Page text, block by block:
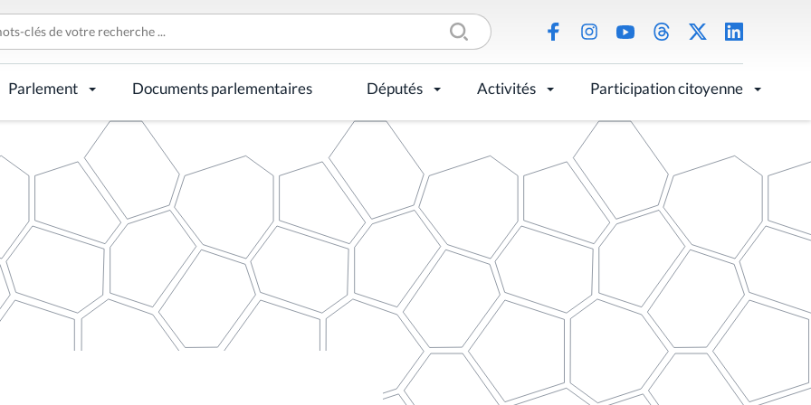
Parlement Documents parlementaires Députés Activités Participation citoyenne